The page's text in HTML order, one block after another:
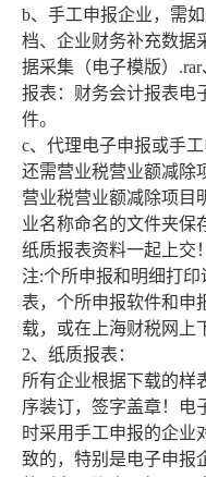
b、手工申报企业，需
档、企业财务补充数据
据采集（电子模版）
报表：财务会计报表电
件。
c、代理电子申报或手
还需营业税营业额减除
营业税营业额减除项目
业名称命名的文件夹保
纸质报表资料一起上交！
注:个所申报和明细打
表，个所申报软件和申
载，或在上海财税网上
2、纸质报表：
所有企业根据下载的样
序装订，签字盖章！电
时采用手工申报的企业
致的，特别是电子申报